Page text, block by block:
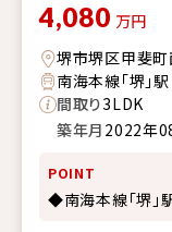
4,080 万円
堺市堺区甲斐町
南海本線「堺」
間取り3LDK
築年月 2022年
POINT
◆南海本線「堺